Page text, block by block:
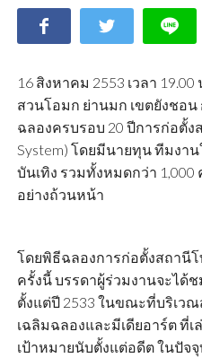
16 สิงหาคม 2553 เวลา
สวนโอมก ย่านมก เขตยังชอ
ฉลองครบรอบ 20 ปีการก่อตั้งส
System) โดยมีนายทุน ทีมงา
บันเทิง รวมทั้งหมดกว่า
อย่างถ้วนหน้า
โดยพิธีฉลองการก่อตั้งสถานีโ
ครั้งนี้ บรรดาผู้ร่วมงานจะได้
ตั้งแต่ปี 2533 ในขณะที่บริเว
เฉลิมฉลองและมีเดียอาร์ต ที่
เป้าหมายนับตั้งแต่อดีต ในปัจ